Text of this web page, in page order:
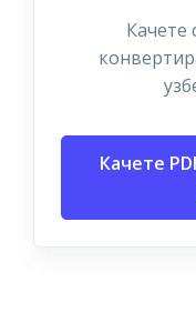
Качете
Качете